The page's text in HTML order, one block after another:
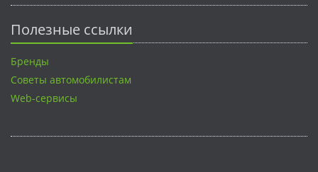
Полезные ссылки
Бренды
Советы автомобилистам
Web-сервисы